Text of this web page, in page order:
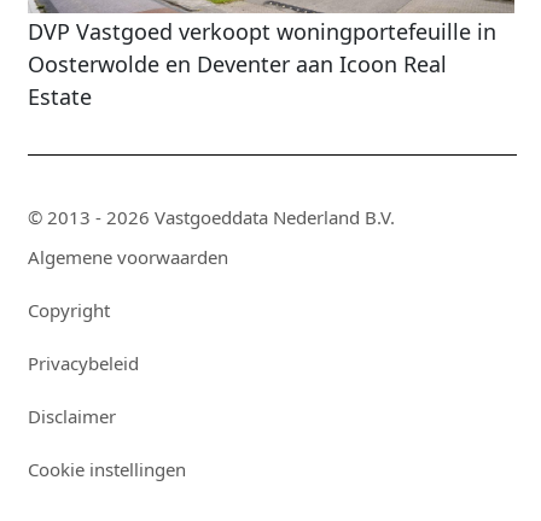
DVP Vastgoed verkoopt woningportefeuille in
Oosterwolde en Deventer aan Icoon Real
Estate
© 2013 - 2026 Vastgoeddata Nederland B.V.
Algemene voorwaarden
Copyright
Privacybeleid
Disclaimer
Cookie instellingen